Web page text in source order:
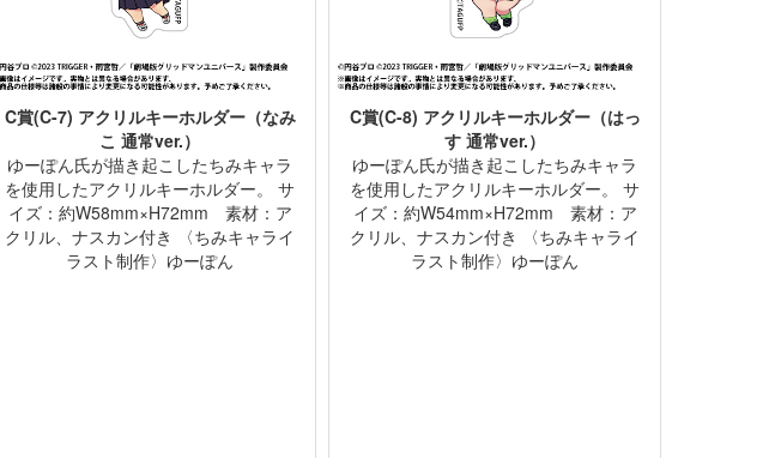
C賞(C-7) アクリルキーホルダー（なみ
こ 通常ver.）
ゆーぽん氏が描き起こしたちみキャラ
を使用したアクリルキーホルダー。 サ
イズ：約W58mm×H72mm 素材：ア
クリル、ナスカン付き 〈ちみキャライ
ラスト制作〉ゆーぽん
C賞(C-8) アクリルキーホルダー（はっ
す 通常ver.）
ゆーぽん氏が描き起こしたちみキャラ
を使用したアクリルキーホルダー。 サ
イズ：約W54mm×H72mm 素材：ア
クリル、ナスカン付き 〈ちみキャライ
ラスト制作〉ゆーぽん